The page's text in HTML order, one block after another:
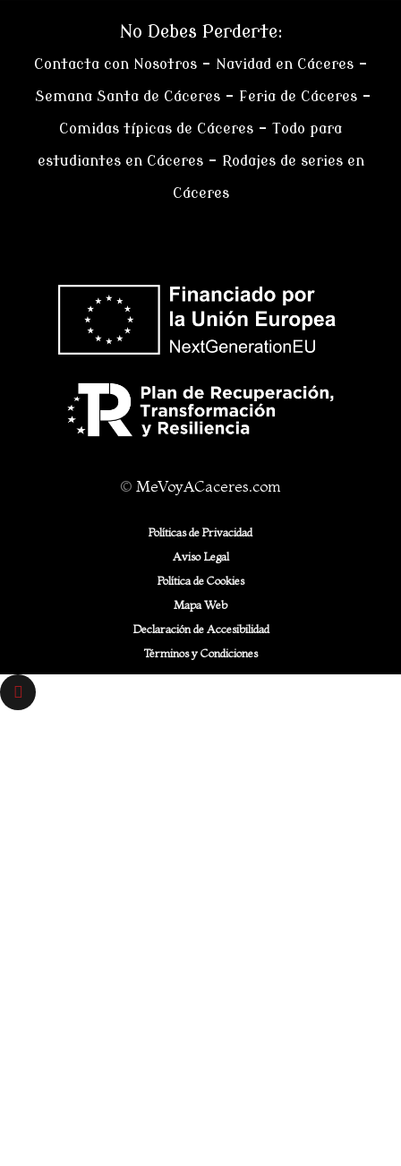
No Debes Perderte:
Contacta con Nosotros– Navidad en Cáceres–
Semana Santa de Cáceres– Feria de Cáceres –
Comidas típicas de Cáceres – Todo para
estudiantes en Cáceres– Rodajes de series en
Cáceres
© MeVoyACaceres.com
Políticas de Privacidad
Aviso Legal
Política de Cookies
Mapa Web
Declaración de Accesibilidad
Términos y Condiciones